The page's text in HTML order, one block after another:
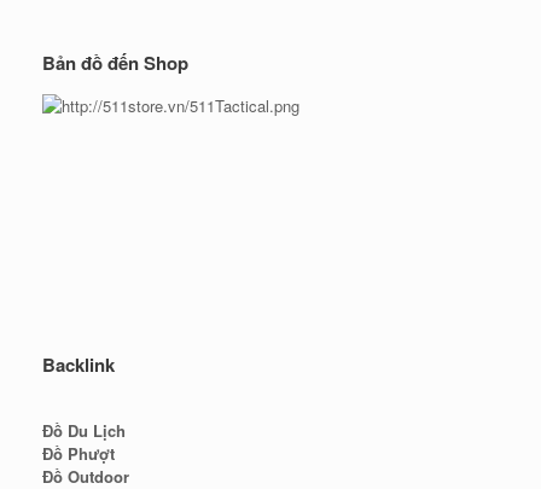
Bản đồ đến Shop
Backlink
Đồ Du Lịch
Đồ Phượt
Đồ Outdoor